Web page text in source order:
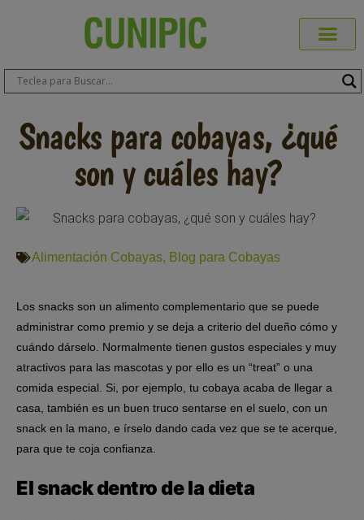
Snacks para cobayas, ¿qué
son y cuáles hay?
Alimentación Cobayas, Blog para Cobayas
Los snacks son un alimento complementario que se puede
administrar como premio y se deja a criterio del dueño cómo y
cuándo dárselo. Normalmente tienen gustos especiales y muy
atractivos para las mascotas y por ello es un “treat” o una
comida especial. Si, por ejemplo, tu cobaya acaba de llegar a
casa, también es un buen truco sentarse en el suelo, con un
snack en la mano, e írselo dando cada vez que se te acerque,
para que te coja confianza.
El snack dentro de la dieta